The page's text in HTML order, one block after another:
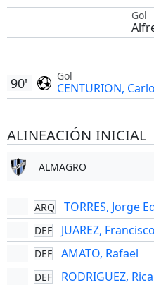
Gol
Gol
CENTURION,
90'
ALINEACIÓN INICIAL
ALMAGRO
ARQ TORRES, Jorge
DEF JUAREZ,
DEF AMATO, Rafael
DEF RODRIGUEZ,